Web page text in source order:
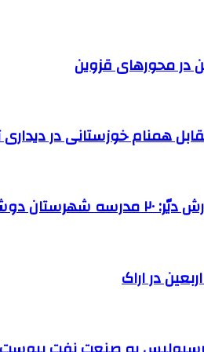
در محورهای قزوین
همنام خوزستانی در دیداری
دوشیفته است
در اراک